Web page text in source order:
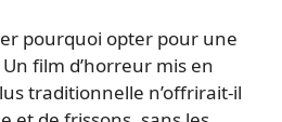
pourquoi opter pour une
film d’horreur mis en
traditionnelle n’offrirait-il